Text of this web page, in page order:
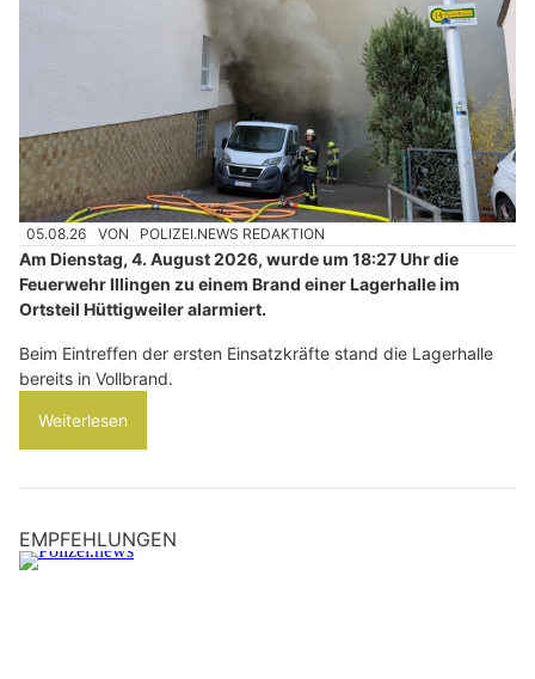
05.08.26 VON POLIZEI.NEWS REDAKTION
Am Dienstag, 4. August 2026, wurde um 18:27 Uhr die
Feuerwehr Illingen zu einem Brand einer Lagerhalle im
Ortsteil Hüttigweiler alarmiert.
Beim Eintreffen der ersten Einsatzkräfte stand die Lagerhalle
bereits in Vollbrand.
Weiterlesen
EMPFEHLUNGEN